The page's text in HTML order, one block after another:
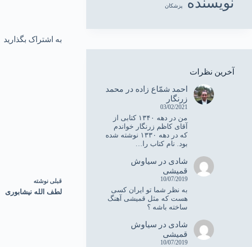
به اشتراک بگذارید
قبلی نوشته
لطف الله نیشابوری
پزشکان
آخرین نظرات
احمد شمّاع زاده در محمد
زرنگار
03/02/2021
من در دهه ۱۳۴۰ کتابی از
آقای کاظم زرنگار خواندم
که در دهه ۱۳۳۰ نوشته شده
بود. نام کتاب را…
شادی در سیاوش
قمیشی
10/07/2019
به نظر شما تو ایران کسی
هست که مثل قمیشی آهنگ
ساخته باشه ؟
شادی در سیاوش
قمیشی
10/07/2019